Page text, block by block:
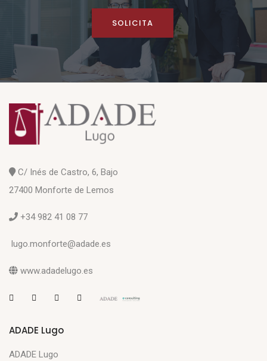
SOLICITA
C/ Inés de Castro, 6, Bajo
27400 Monforte de Lemos
+34 982 41 08 77
lugo.monforte@adade.es
www.adadelugo.es
ADADE Lugo
ADADE Lugo